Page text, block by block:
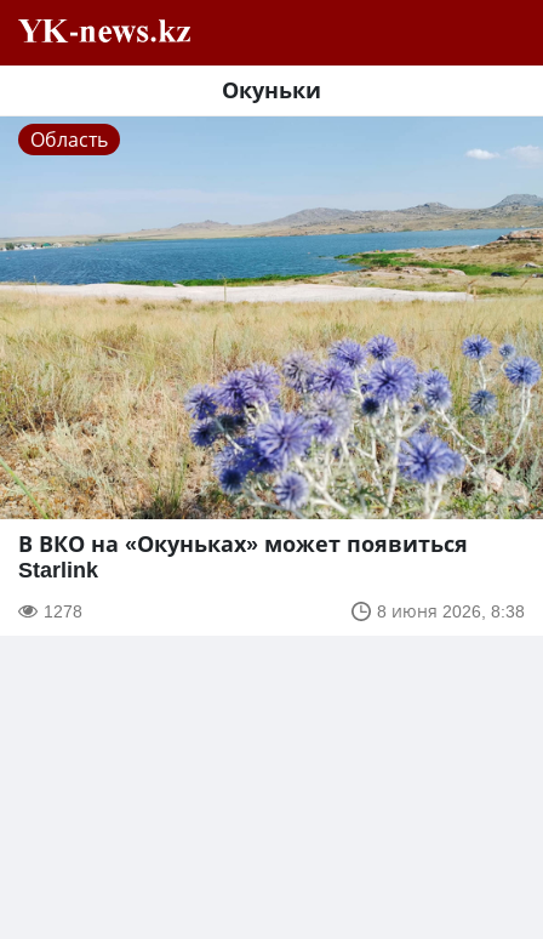
Окуньки
Область
В ВКО на «Окуньках» может появиться
Starlink
1278 8 июня 2026, 8:38